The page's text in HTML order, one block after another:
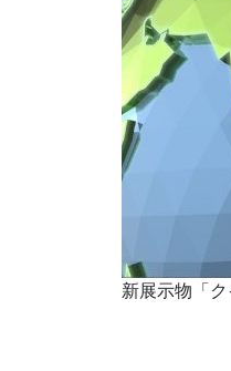
新展示物「